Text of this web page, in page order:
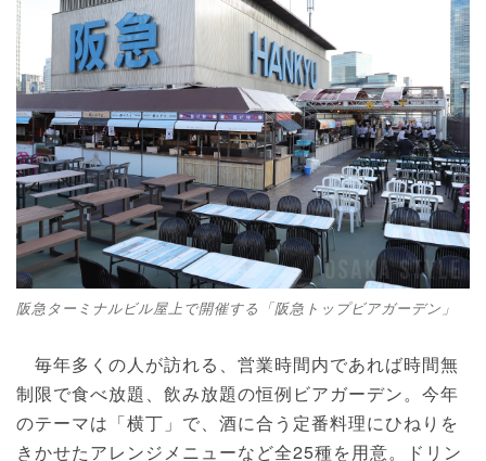
阪急ターミナルビル屋上で開催する「阪急トップビアガーデン」
毎年多くの人が訪れる、営業時間内であれば時間無
制限で食べ放題、飲み放題の恒例ビアガーデン。今年
のテーマは「横丁」で、酒に合う定番料理にひねりを
きかせたアレンジメニューなど全25種を用意。ドリン